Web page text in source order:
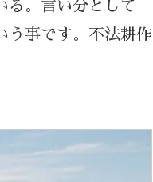
る。言い分として
う事です。不法耕作